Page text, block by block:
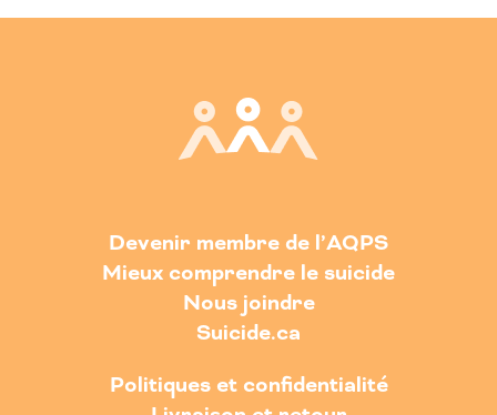
Devenir membre de l’AQPS
Mieux comprendre le suicide
Nous joindre
Suicide.ca
Politiques et confidentialité